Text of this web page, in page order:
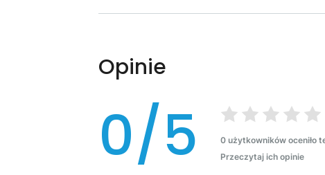
Opinie
0/5
0 użytkowników oceniło
Przeczytaj ich opinie